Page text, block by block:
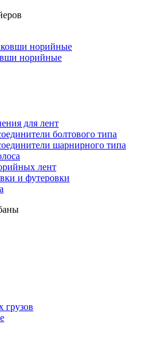
норийные
норийные
для лент
болтового типа
шарнирного типа
лент
и футеровки
грузов